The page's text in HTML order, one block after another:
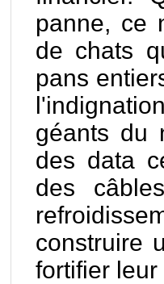
panne, ce
de chats
pans
géants du
des data
des
construire
fortifier